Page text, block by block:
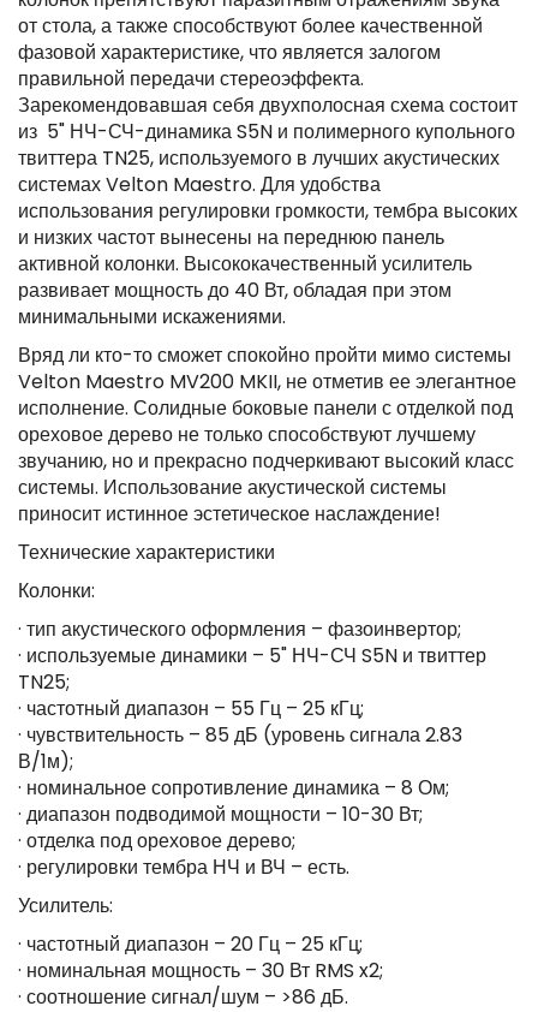
от стола, а также способствуют более качественной
фазовой характеристике, что является залогом
правильной передачи стереоэффекта.
Зарекомендовавшая себя двухполосная схема состоит
из 5" НЧ-СЧ-динамика S5N и полимерного купольного
твиттера TN25, используемого в лучших акустических
системах Velton Maestro. Для удобства
использования регулировки громкости, тембра высоких
и низких частот вынесены на переднюю панель
активной колонки. Высококачественный усилитель
развивает мощность до 40 Вт, обладая при этом
минимальными искажениями.
Вряд ли кто-то сможет спокойно пройти мимо системы
Velton Maestro MV200 MKII, не отметив ее элегантное
исполнение. Солидные боковые панели с отделкой под
ореховое дерево не только способствуют лучшему
звучанию, но и прекрасно подчеркивают высокий класс
системы. Использование акустической системы
приносит истинное эстетическое наслаждение!
Технические характеристики
Колонки:
· тип акустического оформления – фазоинвертор;
· используемые динамики – 5" НЧ-СЧ S5N и твиттер
TN25;
· частотный диапазон – 55 Гц – 25 кГц;
· чувствительность – 85 дБ (уровень сигнала 2.83
В/1м);
· номинальное сопротивление динамика – 8 Ом;
· диапазон подводимой мощности – 10-30 Вт;
· отделка под ореховое дерево;
· регулировки тембра НЧ и ВЧ – есть.
Усилитель:
· частотный диапазон – 20 Гц – 25 кГц;
· номинальная мощность – 30 Вт RMS x2;
· соотношение сигнал/шум – >86 дБ.